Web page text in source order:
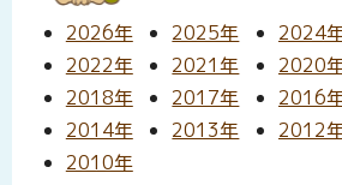
2026年 2025年 2024
2022年
2021年 2020
2018年
2017年 2016
2014年
2013年 2012
2010年